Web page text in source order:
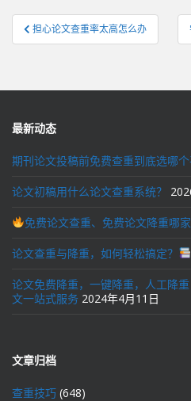
文
章
航
担心论文查重率太高怎么办
最新动态
期刊论文投稿前免费查重到底选哪个
论文初稿用什么论文查重系统？
免费论文查重、免费论文降重哪家
论文查重与降重，如何轻松搞定？
论文免费降重，一键降重，人工降
文一站式服务 2024年4月11日
文章归档
查重技巧 (648)